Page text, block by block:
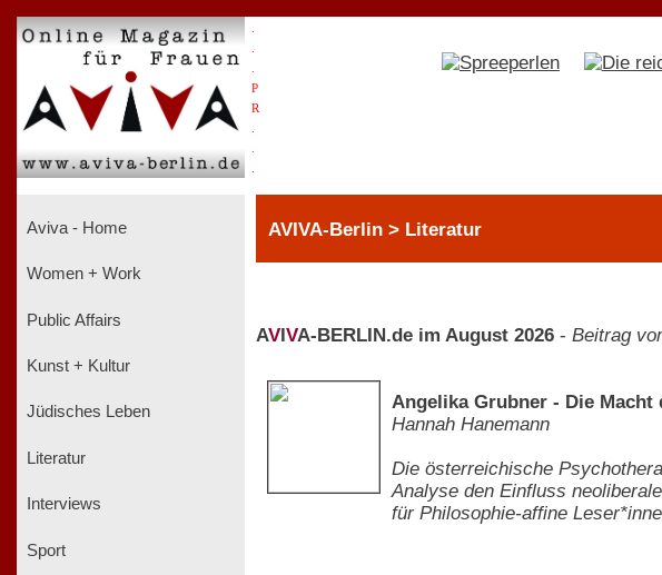
P
R
Aviva - Home
Women + Work
Public Affairs
Kunst + Kultur
Jüdisches Leben
Literatur
Interviews
Sport
AVIVA-Berlin > Literatur
AV VA-BERLIN.de im August 2026 - Beitrag
Angelika Grubner - Die
Hannah Hanemann
Die österreichische
Analyse den Einfluss
für Philosophie-affine